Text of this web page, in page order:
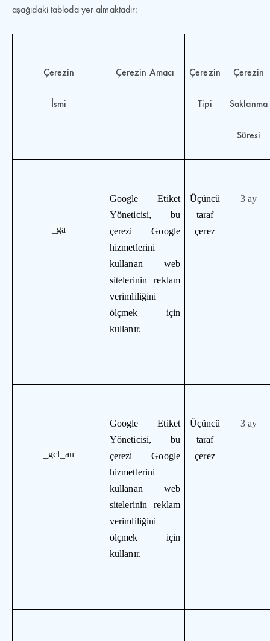
aşağıdaki tabloda yer almaktadır:
Çerezin
İsmi
Çerezin Amacı Çerezin
Tipi
Çerezin
Saklanma
Süresi
_ga
Google Etiket
Yöneticisi, bu
çerezi Google
hizmetlerini
kullanan web
sitelerinin reklam
verimliliğini
ölçmek için
kullanır.
Üçüncü
taraf
çerez
3 ay
_gcl_au
Google Etiket
Yöneticisi, bu
çerezi Google
hizmetlerini
kullanan web
sitelerinin reklam
verimliliğini
ölçmek için
kullanır.
Üçüncü
taraf
çerez
3 ay